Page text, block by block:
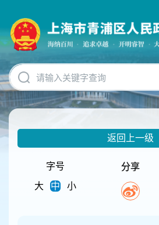
碍
操
明
跳
转
到
网
返回上一级
字号
大
中 小
分享